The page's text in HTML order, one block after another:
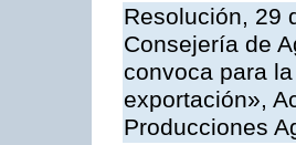
Resolución, 29
Consejería de
convoca para
exportación»,
Producciones